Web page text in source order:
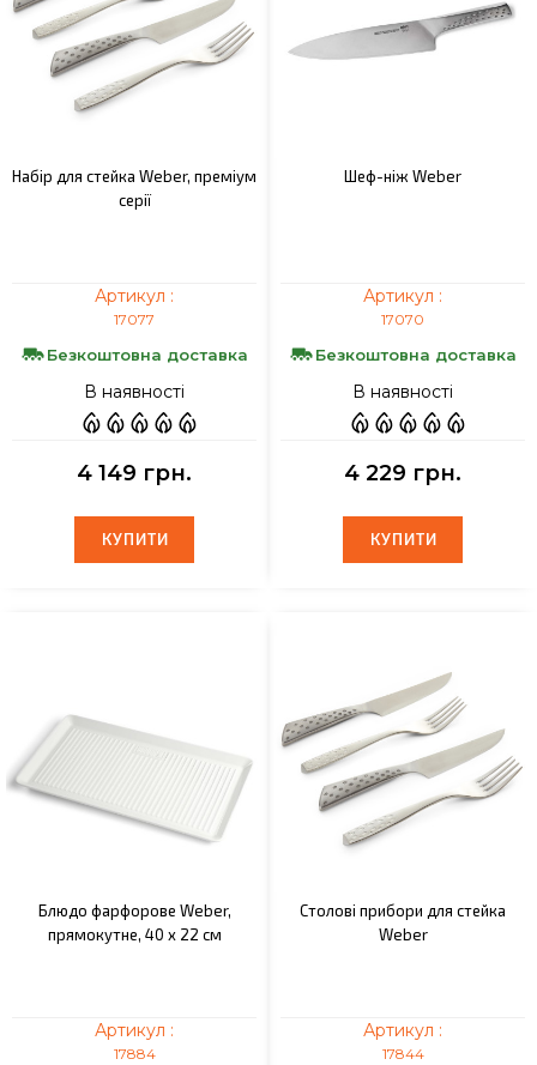
Набір для стейка Weber, преміум
серії
Артикул :
17077
Безкоштовна доставка
В наявності
4 149 грн.
КУПИТИ
КУПИТИ
Шеф-ніж Weber
Артикул :
17070
Безкоштовна доставка
В наявності
4 229 грн.
КУПИТИ
КУПИТИ
Блюдо фарфорове Weber,
прямокутне, 40 x 22 cм
Артикул :
17884
Столові прибори для стейка
Weber
Артикул :
17844